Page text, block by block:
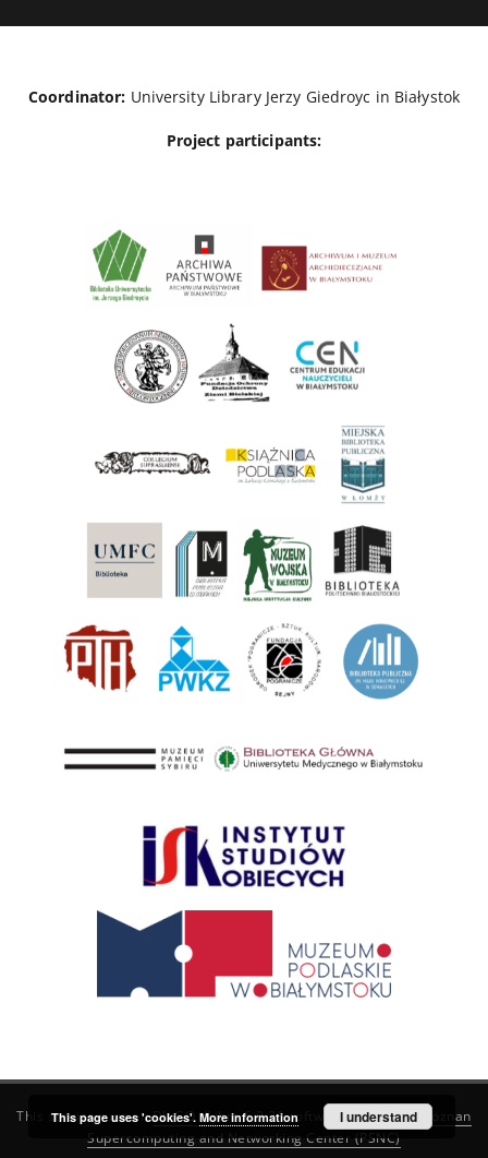
Coordinator: University Library Jerzy Giedroyc in Białystok
Project participants:
This service runs onDInGO dLibra 6.3.21software created by
Poznan
Supercomputing and Networking Center (PSNC)
This page uses 'cookies'. More information I understand